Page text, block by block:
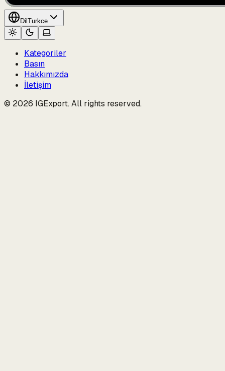
Dil Turkce
Kategoriler
Basın
Hakkımızda
İletişim
© 2026 IGExport. All rights reserved.